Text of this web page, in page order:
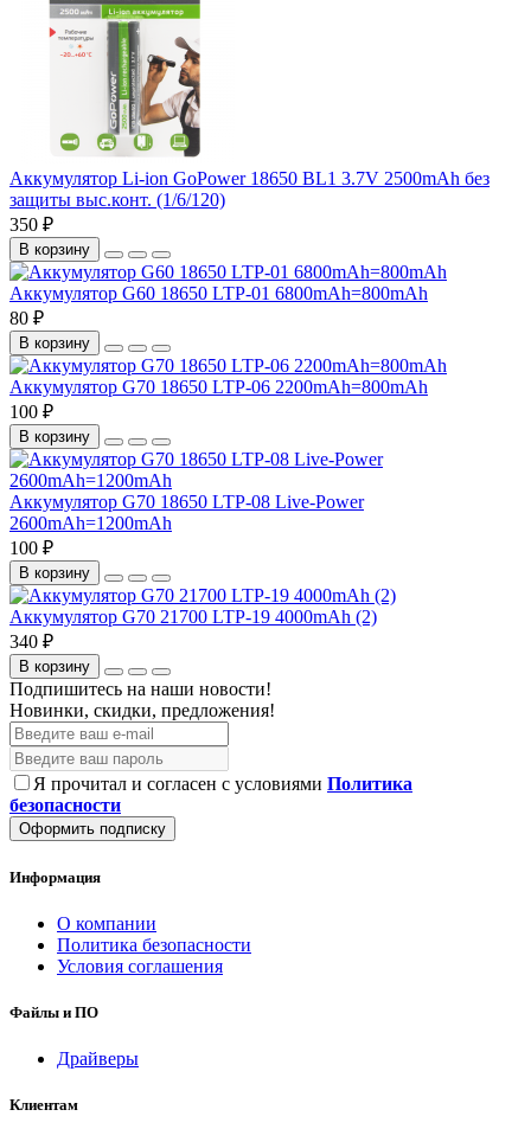
Аккумулятор Li-ion GoPower 18650 BL1 3.7V 2500mAh без
защиты выс.конт. (1/6/120)
350 ₽
В корзину
Аккумулятор G60 18650 LTP-01 6800mAh=800mAh
80 ₽
В корзину
Аккумулятор G70 18650 LTP-06 2200mAh=800mAh
100 ₽
В корзину
Аккумулятор G70 18650 LTP-08 Live-Power
2600mAh=1200mAh
100 ₽
В корзину
Аккумулятор G70 21700 LTP-19 4000mAh (2)
340 ₽
В корзину
Подпишитесь на наши новости!
Новинки, скидки, предложения!
Я прочитал и согласен с условиями Политика
безопасности
Оформить подписку
Информация
О компании
Политика безопасности
Условия соглашения
Файлы и ПО
Драйверы
Клиентам